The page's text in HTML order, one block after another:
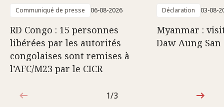
Communiqué de presse 06-08-2026
RD Congo : 15 personnes
libérées par les autorités
congolaises sont remises à
l’AFC/M23 par le CICR
Déclaration 03-08-
Myanmar :
Daw Aung San
1sur3
1/3